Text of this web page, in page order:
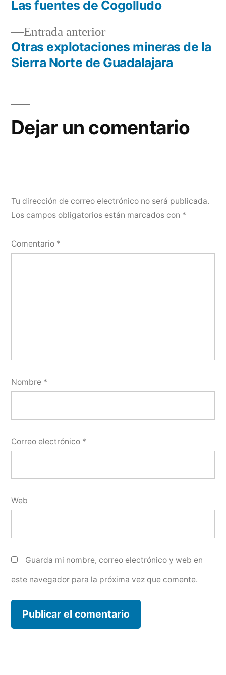
Navegación
de
entradas
Entrada anteriorEntrada
anterior:
Otras explotaciones mineras de la
Sierra Norte de Guadalajara
siguiente:
Las fuentes de Cogolludo
Dejar un comentario
Tu dirección de correo electrónico no será publicada.
Los campos obligatorios están marcados con *
Comentario *
Nombre *
Correo electrónico *
Web
Guarda mi nombre, correo electrónico y web en
este navegador para la próxima vez que comente.